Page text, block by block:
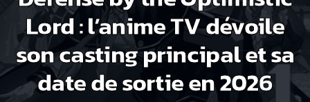
Lord : l’anime TV dévoile
son casting principal et sa
date de sortie en 2026